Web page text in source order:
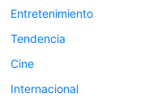
Entretenimiento
Tendencia
Cine
Internacional